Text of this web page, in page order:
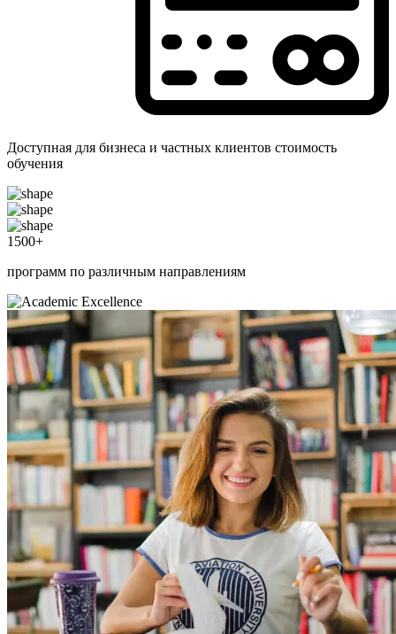
Доступная для бизнеса и частных клиентов стоимость
обучения
1500+
программ по различным направлениям